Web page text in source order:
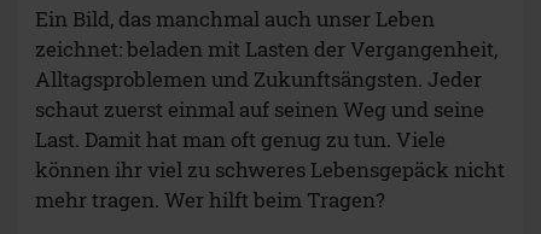
Ein Bild, das manchmal auch unser Leben
zeichnet: beladen mit Lasten der Vergangenheit,
Alltagsproblemen und Zukunftsängsten. Jeder
schaut zuerst einmal auf seinen Weg und seine
Last. Damit hat man oft genug zu tun. Viele
können ihr viel zu schweres Lebensgepäck nicht
mehr tragen. Wer hilft beim Tragen?